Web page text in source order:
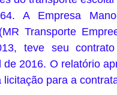
A Empresa
Transporte
teve seu
de 2016. O relatório
licitação para a